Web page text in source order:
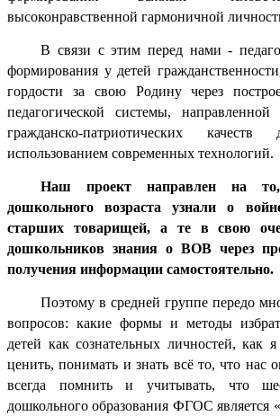
высоконравственной гармоничной
В связи с этим перед нами -
формирования у детей
гордости за свою Родину через
педагогической системы,
гражданско-патриотических
использованием современных технологий.
Наш проект направлен на
дошкольного возраста узнали о
старших товарищей, а те в свою
дошкольников знания о ВОВ через
получения информации самостоятельно.
Поэтому в средней группе передо
вопросов: какие формы и методы
детей как сознательных личностей, как
ценить, понимать и знать всё то, что нас
всегда помнить и учитывать, что
дошкольного образования ФГОС является